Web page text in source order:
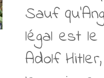
Sauf
légal est
Adolf